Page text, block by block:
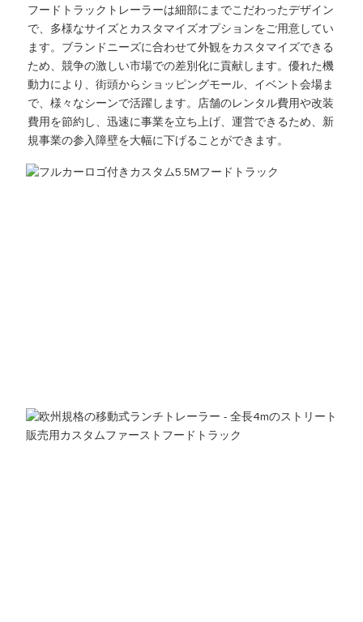
フードトラックトレーラーは細部にまでこだわったデザイン
で、多様なサイズとカスタマイズオプションをご用意してい
ます。ブランドニーズに合わせて外観をカスタマイズできる
ため、競争の激しい市場での差別化に貢献します。優れた機
動力により、街頭からショッピングモール、イベント会場ま
で、様々なシーンで活躍します。店舗のレンタル費用や改装
費用を節約し、迅速に事業を立ち上げ、運営できるため、新
規事業の参入障壁を大幅に下げることができます。